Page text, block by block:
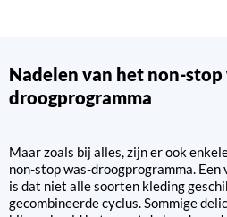
Nadelen van het non-stop was-
droogprogramma
Maar zoals bij alles, zijn er ook
non-stop was-droogprogramma.
is dat niet alle soorten kleding
gecombineerde cyclus. Sommige